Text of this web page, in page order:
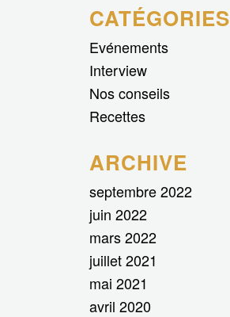
CATÉGORIES
Evénements
Interview
Nos conseils
Recettes
ARCHIVE
septembre 2022
juin 2022
mars 2022
juillet 2021
mai 2021
avril 2020